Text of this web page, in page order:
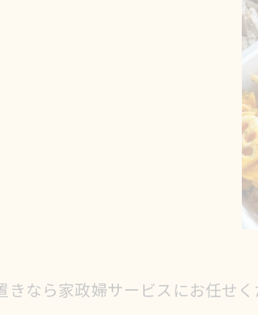
きなら家政婦サービスにお任せ